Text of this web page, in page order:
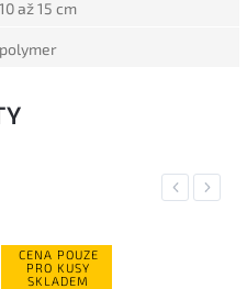
10 až 15 cm
polymer
Previous
CENA POUZE
PRO KUSY
SKLADEM
Next